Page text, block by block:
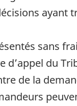
ayant
sans
d’appel du
de la